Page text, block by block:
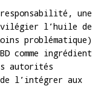
une
l’huile de
problématique)
comme ingrédient
autorités
l’intégrer aux